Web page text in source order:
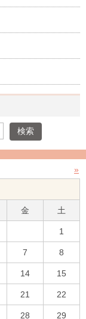
»
金 土
1
7 8
14 15
21 22
28 29